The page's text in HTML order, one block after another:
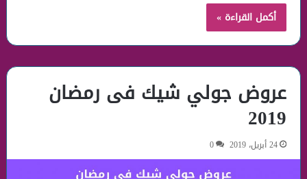
أكمل القراءة »
عروض جولي شيك فى رمضان
2019
24 أبريل، 2019 0